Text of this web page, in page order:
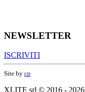
NEWSLETTER
ISCRIVITI
Site by cp
XLITE srl © 2016 - 2026